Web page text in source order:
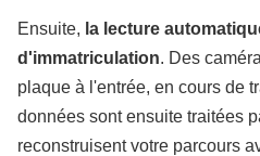
Ensuite, la lecture
d'immatriculation. Des
plaque à l'entrée, en cours de
données sont ensuite traitées
reconstruisent votre parcours